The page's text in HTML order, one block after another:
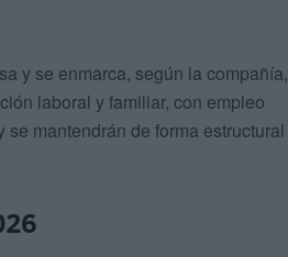
y se enmarca, según la compañía,
laboral y familiar, con empleo
mantendrán de forma estructural